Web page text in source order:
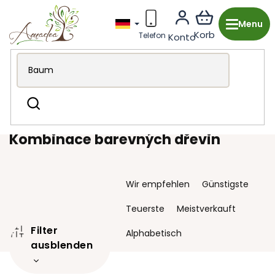
springen
Suchen
Holzproduktion aus Tschechien
Bretter
Kombinace barevných dřevin
P
o
u
Wir empfehlen
Günstigste
Teuerste
Meistverkauft
Alphabetisch
Filter
ausblenden